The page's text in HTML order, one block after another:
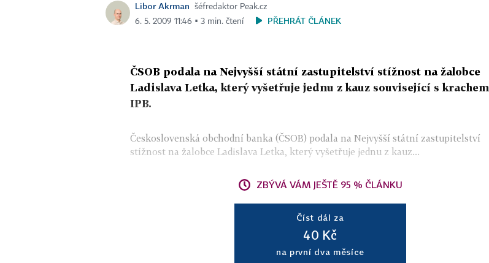
Libor Akrman
šéfredaktor Peak.cz
6. 5. 2009 11:46 ▪ 3 min. čtení
PŘEHRÁT ČLÁNEK
ČSOB podala na Nejvyšší státní zastupitelství stížnost na žalobce
Ladislava Letka, který vyšetřuje jednu z kauz související s krachem
IPB.
Československá obchodní banka (ČSOB) podala na Nejvyšší státní zastupitelství
stížnost na žalobce Ladislava Letka, který vyšetřuje jednu z kauz...
ZBÝVÁ VÁM JEŠTĚ 95 % ČLÁNKU
Číst dál za
40 Kč
na první dva měsíce